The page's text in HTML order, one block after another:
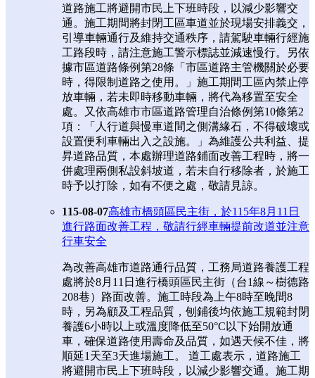
道路施工將避開市民上下班時段，以減少影響交
通。施工期間將封閉工區車道並於現場安排義交，
引導車輛通行及維持交通秩序，請駕駛車輛行經施
工路段時，請注意施工警示標誌並減速慢行。另依
據市區道路條例第28條「市區道路主管機關於必要
時，得限制道路之使用。」施工期間工區內禁止停
放車輛，若未即時移動車輛，將代為移置至安全
處。又依高雄市市區道路管理自治條例第10條第2
項：「人行道與慢車道間之側溝緣石，不得破壞或
設置便利車輛出入之設施。」為維護公共利益、提
昇道路品質，本處辦理道路鋪面改善工程時，將一
併處理兩側私設斜坡道，若未自行移除者，於施工
時予以打除，如有不便之處，敬請見諒。
115-08-07高雄市橋頭區民主街，於115年8月11日
進行路面改善工程，敬請行經車輛提前改道並注意
行車安全
為改善高雄市道路通行品質，工務局道路養護工程
處將於8月11日進行橋頭區民主街（台1線～樹德路
208巷）路面改善。施工時段為上午8時至晚間8
時，另為顧及工程品質，刨鋪後均依施工規範封閉
養護6小時以上或溫度降低至50°C以下始開放通
車，確保道路使用壽命及品質，如遇天候不佳，將
順延1天至3天進場施工。 道工處表示，道路施工
將避開市民上下班時段，以減少影響交通。施工期